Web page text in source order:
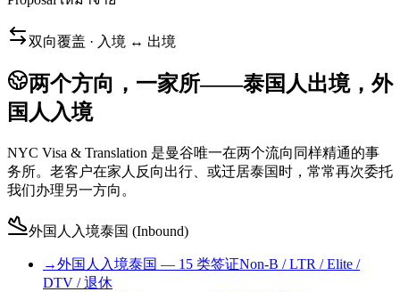
双向覆盖 · 入境 ↔ 出境
两个方向，一家所——泰国人出境，外
国人入境
NYC Visa & Translation 是曼谷唯一在两个流向同样精通的事
务所。老客户在家人反向出行、或迁居泰国时，常常再次委托
我们办理另一方向。
外国人入境泰国 (Inbound)
→外国人入境泰国 — 15 类签证Non-B / LTR / Elite /
DTV / 退休